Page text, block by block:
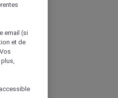
email (si
et de